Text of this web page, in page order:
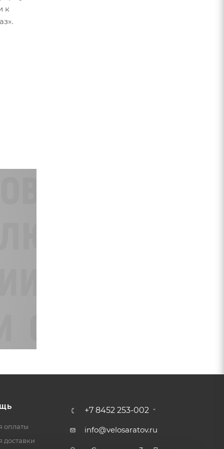
к
оплаты
доставки
+7 8452 253-002
info@velosaratov.ru